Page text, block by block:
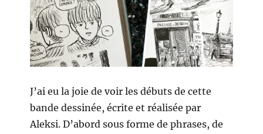
J’ai eu la joie de voir les débuts de cette
bande dessinée, écrite et réalisée par
Aleksi. D’abord sous forme de phrases, de